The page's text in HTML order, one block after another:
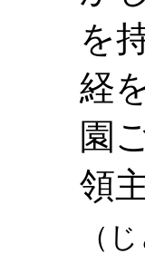
を
経
園
領
（